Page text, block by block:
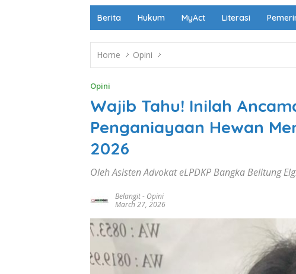
Berita Hukum MyAct Literasi
Home Opini
Opini
Wajib Tahu! Inilah
Penganiayaan Hewan
2026
Oleh Asisten Advokat eLPDKP Bangka Belitung
Belangit- Opini
March 27, 2026